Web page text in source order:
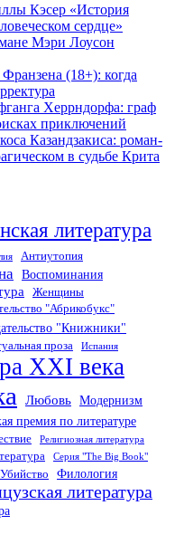
Кэсер «История
сердце»
Мэри Лоусон
(18+): когда
Херрндорфа: граф
приключений
Казандзакиса: роман-
в судьбе Крита
литература
Антиутопия
Воспоминания
Женщины
"Абрикобукс"
"Книжники"
проза Испания
XXI века
Любовь Модернизм
премия по литературе
Религиозная литература
Серия "The Big Book"
Убийство
Филология
литература